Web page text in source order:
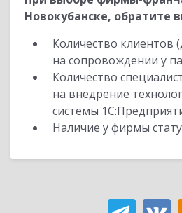
Новокубанске, обратите
Количество клиентов
на сопровождении у
Количество
на внедрение
системы
Наличие у фирмы